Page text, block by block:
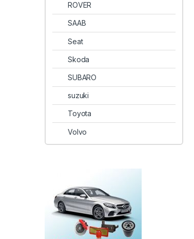
ROVER
SAAB
Seat
Skoda
SUBARO
suzuki
Toyota
Volvo